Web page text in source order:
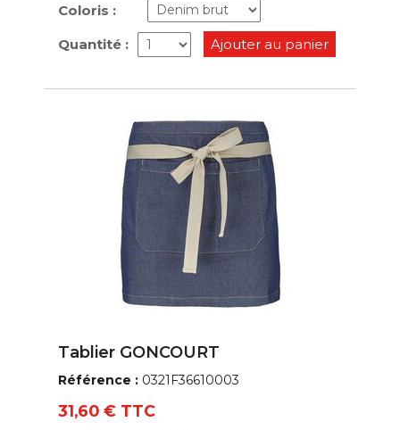
Coloris :
Quantité : Ajouter au panier
Tablier GONCOURT
Référence : 0321F36610003
31,60 € TTC